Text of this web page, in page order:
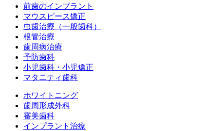
前歯のインプラント
マウスピース矯正
虫歯治療（一般歯科）
根管治療
歯周病治療
予防歯科
小児歯科・小児矯正
マタニティ歯科
ホワイトニング
歯周形成外科
審美歯科
インプラント治療